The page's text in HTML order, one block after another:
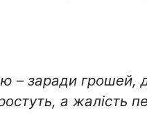
– заради грошей,
а жалість